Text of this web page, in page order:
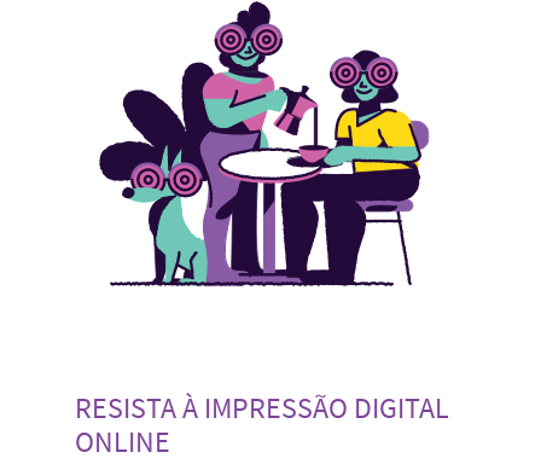
RESISTA À IMPRESSÃO DIGITAL
ONLINE